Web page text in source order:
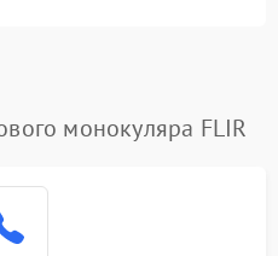
монокуляра FLIR